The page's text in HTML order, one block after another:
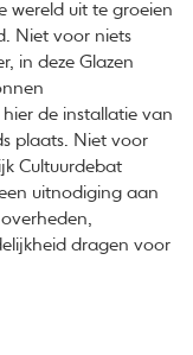
wereld uit te groeien
Niet voor niets
in deze Glazen
de installatie van
plaats. Niet voor
Cultuurdebat
uitnodiging aan
dragen voor